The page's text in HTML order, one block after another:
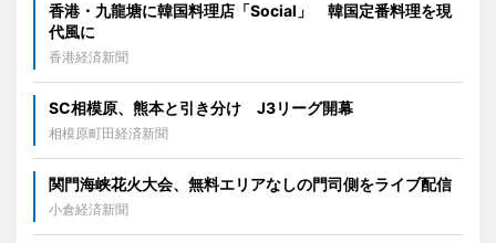
香港・九龍塘に韓国料理店「Social」 韓国定番料理を現
代風に
香港経済新聞
SC相模原、熊本と引き分け J3リーグ開幕
相模原町田経済新聞
関門海峡花火大会、無料エリアなしの門司側をライブ配信
小倉経済新聞